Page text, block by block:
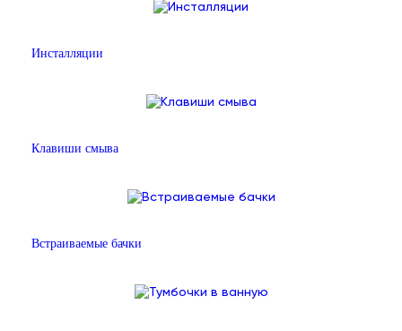
Инсталляции
Клавиши смыва
Встраиваемые бачки